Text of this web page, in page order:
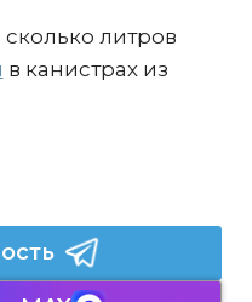
литров
в канистрах из